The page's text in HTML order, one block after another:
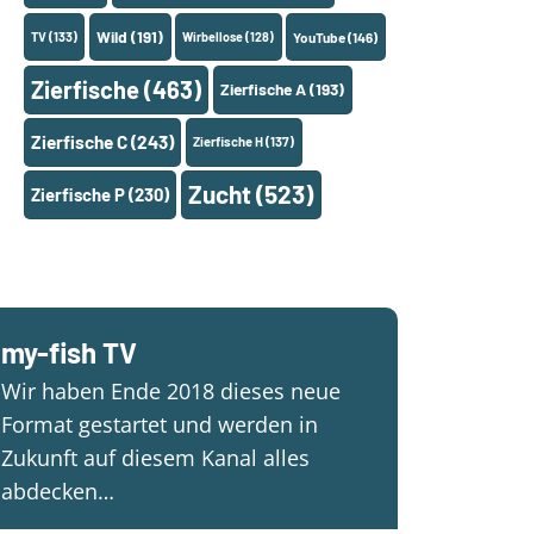
TV(133) Wild (191) Wirbellose(128) YouTube(146)
Zierfische(463) Zierfische A(193)
Zierfische C(243) Zierfische H(137)
Zierfische P(230) Zucht(523)
my-fish TV
Wir haben Ende 2018 dieses neue
Format gestartet und werden in
Zukunft auf diesem Kanal alles
abdecken…